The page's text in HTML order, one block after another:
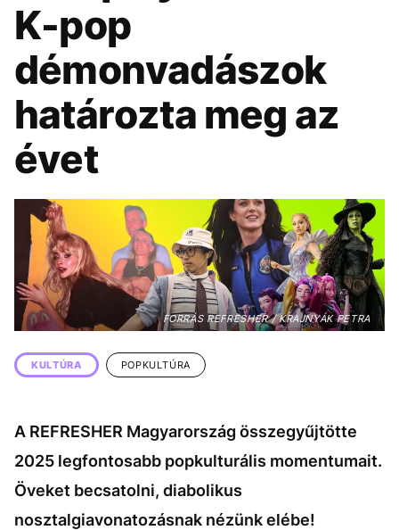
ÉLETMÓD
BESZÉLGETÉSEK ARCOK
VIDEÓ TÖRTÉNETEK
GASZTRO
K-pop
démonvadászok
határozta meg az
évet
FORRÁS REFRESHER / KRAJNYÁK PETRA
KULTÚRA POPKULTÚRA
A REFRESHER Magyarország összegyűjtötte
2025 legfontosabb popkulturális momentumait.
Öveket becsatolni, diabolikus
nosztalgiavonatozásnak nézünk elébe!